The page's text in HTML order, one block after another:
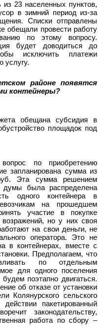
23 населенных пунктов,
в зимний период из-за
Списки отправлены
обещали провести работу
по этому вопросу.
будет доводиться до
исключить платежи
услугу.
районе появятся
контейнеры?
обещана субсидия в
площадок под
по приобретению
запланирована сумма из
Эта сумма решением
думы была распределена
одного контейнера в
на прошедшем
участие в покупке
но у них своя
на свои деньги, не
оператора. Это не
в контейнерах, вместе с
Предполагаем, что
по отдельным
для одного поселения
поэтапно двигаться.
об отказе от установки
Колянурского сельского
пакетированный
законодательству,
работа по сбору –